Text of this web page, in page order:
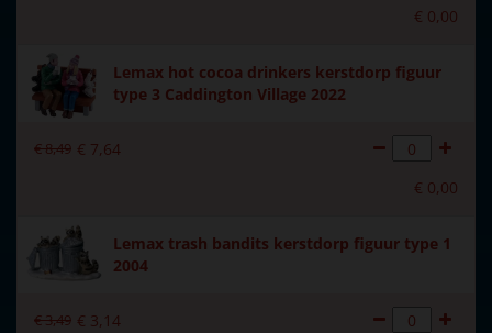
€ 0,00
Lemax hot cocoa drinkers kerstdorp figuur
type 3 Caddington Village 2022
€8,49 € 7,64
€ 0,00
Lemax trash bandits kerstdorp figuur type 1
2004
€3,49 € 3, 14